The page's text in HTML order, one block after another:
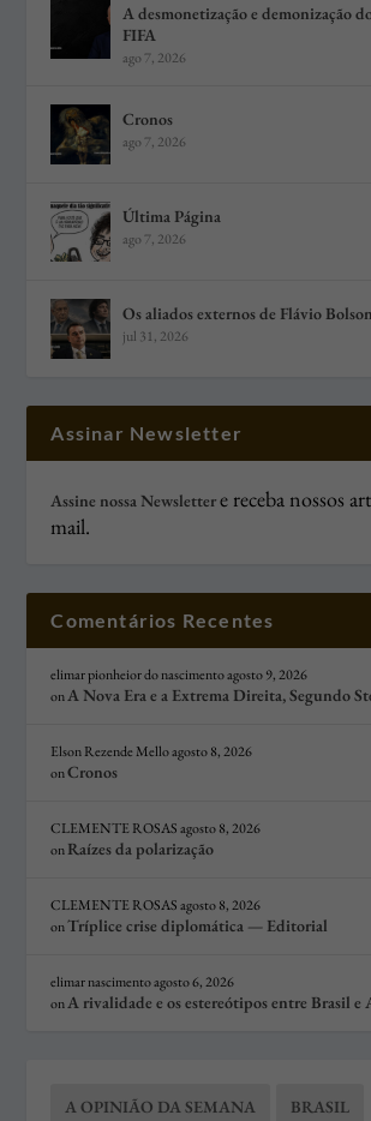
A desmonetização e demonização
FIFA
ago 7, 2026
Cronos
ago 7, 2026
Última Página
ago 7, 2026
Os aliados externos de Flávio
jul 31, 2026
Assinar Newsletter
Assine nossa Newslettere receba nossos
mail.
Comentários Recentes
elimar pionheior do nascimentoagosto 9, 2026
onA Nova Era e a Extrema Direita, Segundo
Elson Rezende Melloagosto 8, 2026
onCronos
CLEMENTE ROSAS agosto 8, 2026
onRaízes da polarização
CLEMENTE ROSAS agosto 8, 2026
onTríplice crise diplomática — Editorial
elimar nascimentoagosto 6, 2026
onA rivalidade e os estereótipos entre Brasil e
A OPINIÃO DA SEMANA BRASIL